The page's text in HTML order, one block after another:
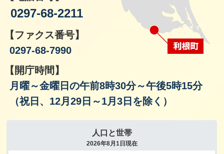
0297-68-2211
【ファクス番号】
0297-68-7990
【開庁時間】
月曜～金曜日の午前8時30分～午後5時15分
（祝日、12月29日～1月3日を除く）